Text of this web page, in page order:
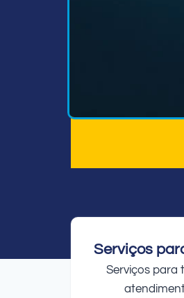
Serviços
Serviços para